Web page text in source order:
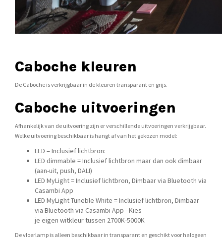
Caboche kleuren
De Caboche is verkrijgbaar in de kleuren transparant en grijs.
Caboche uitvoeringen
Afhankelijk van de uitvoering zijn er verschillende uitvoeringen verkrijgbaar.
Welke uitvoering beschikbaar is hangt af van het gekozen model:
LED = Inclusief lichtbron:
LED dimmable = Inclusief lichtbron maar dan ook dimbaar
(aan-uit, push, DALI)
LED MyLight = Inclusief lichtbron, Dimbaar via Bluetooth via
Casambi App
LED MyLight Tuneble White = Inclusief lichtbron, Dimbaar
via Bluetooth via Casambi App - Kies
je eigen witkleur tussen 2700K-5000K
De vloerlamp is alleen beschikbaar in transparant en geschikt voor halogeen